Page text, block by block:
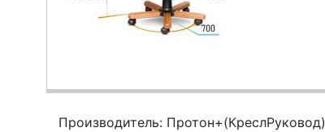
Производитель: Протон+(КреслРуковод)